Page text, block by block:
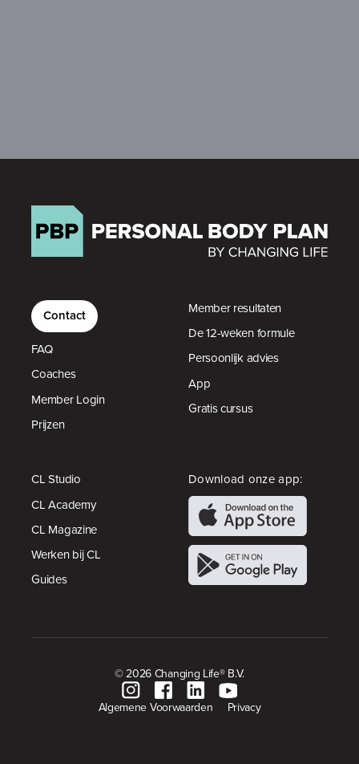
Contact
FAQ
Coaches
Member Login
Prijzen
Member resultaten
De 12-weken formule
Persoonlijk advies
App
Gratis cursus
CL Studio
CL Academy
CL Magazine
Werken bij CL
Guides
Download onze app:
© 2026 Changing Life® B.V.
Algemene Voorwaarden Privacy